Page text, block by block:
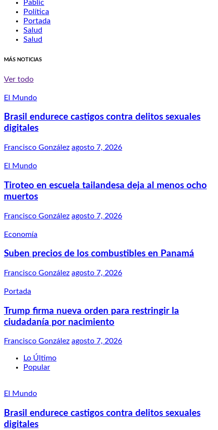
Pablic
Política
Portada
Salud
Salud
MÁS NOTICIAS
Ver todo
El Mundo
Brasil endurece castigos contra delitos sexuales
digitales
Francisco González agosto 7, 2026
El Mundo
Tiroteo en escuela tailandesa deja al menos ocho
muertos
Francisco González agosto 7, 2026
Economía
Suben precios de los combustibles en Panamá
Francisco González agosto 7, 2026
Portada
Trump firma nueva orden para restringir la
ciudadanía por nacimiento
Francisco González agosto 7, 2026
Lo Último
Popular
El Mundo
Brasil endurece castigos contra delitos sexuales
digitales